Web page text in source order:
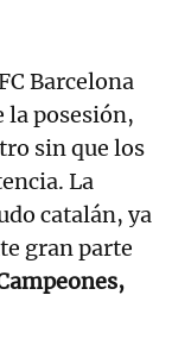
Barcelona
la posesión,
sin que los
La
catalán, ya
gran parte